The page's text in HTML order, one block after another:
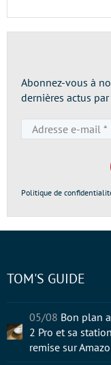
Abonnez-vous à
dernières actus
Politique de
TOM'S GUIDE
05/08 Bon plan
2 Pro et sa
remise sur